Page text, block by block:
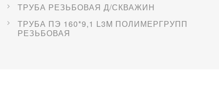
ТРУБА РЕЗЬБОВАЯ Д/СКВАЖИН
ТРУБА ПЭ 160*9,1 L3M ПОЛИМЕРГРУПП
РЕЗЬБОВАЯ